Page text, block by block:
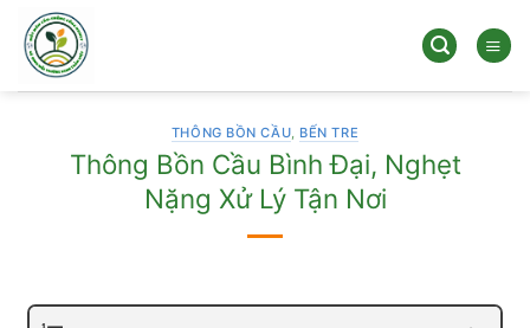
qua
dung
THÔNG BỒN CẦU, BẾN TRE
Thông Bồn Cầu Bình Đại, Nghẹt
Nặng Xử Lý Tận Nơi